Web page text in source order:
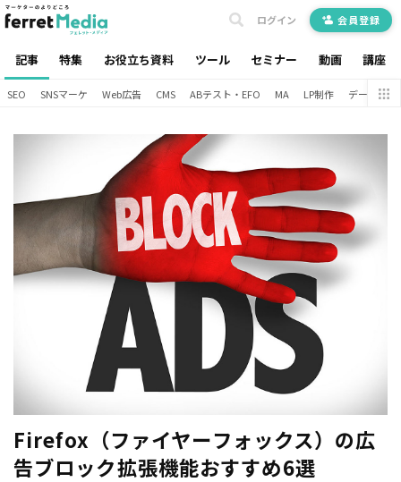
記事 特集 お役立ち資料 ツール セミナー 動画 講座
ログイン 会員登録
SEO SNSマーケ Web広告 CMS ABテスト・EFO MA LP制作 データ分析
Firefox（ファイヤーフォックス）の広
告ブロック拡張機能おすすめ6選